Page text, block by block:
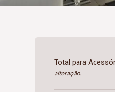
Total para
alteração.